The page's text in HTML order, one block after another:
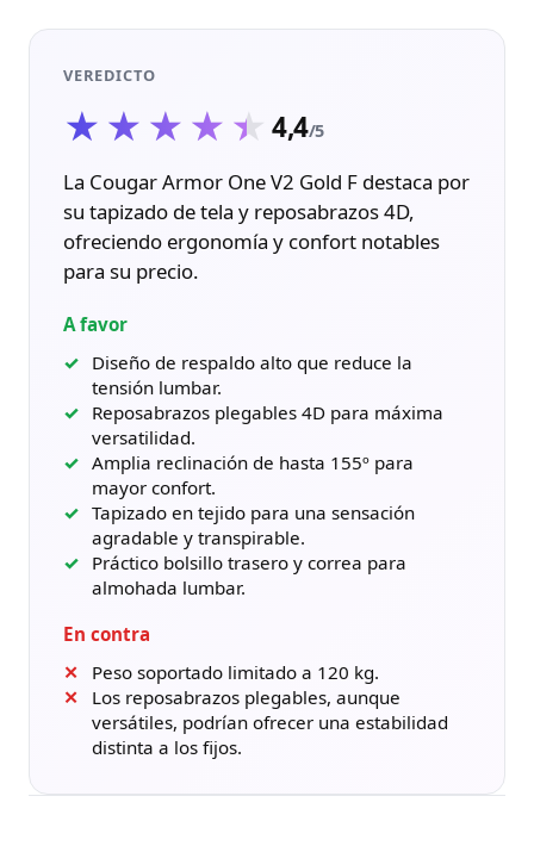
VEREDICTO
★★★★★
★★★★★4,4/5
La Cougar Armor One V2 Gold F destaca por
su tapizado de tela y reposabrazos 4D,
ofreciendo ergonomía y confort notables
para su precio.
A favor
Diseño de respaldo alto que reduce la
tensión lumbar.
Reposabrazos plegables 4D para máxima
versatilidad.
Amplia reclinación de hasta 155º para
mayor confort.
Tapizado en tejido para una sensación
agradable y transpirable.
Práctico bolsillo trasero y correa para
almohada lumbar.
En contra
Peso soportado limitado a 120 kg.
Los reposabrazos plegables, aunque
versátiles, podrían ofrecer una estabilidad
distinta a los fijos.